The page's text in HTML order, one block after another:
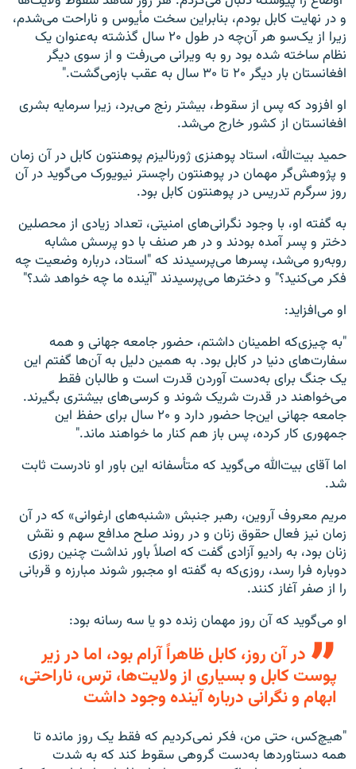
و در نهایت کابل بودم، بنابراین سخت مأیوس و ناراحت می‌شدم،
زیرا از یک‌سو هر آن‌چه در طول ۲۰ سال گذشته به‌عنوان یک
نظام ساخته شده بود رو به ویرانی می‌رفت و از سوی دیگر
افغانستان بار دیگر ۲۰ تا ۳۰ سال به عقب بازمی‌گشت."
او افزود که پس از سقوط، بیشتر رنج می‌برد، زیرا سرمایه بشری
افغانستان از کشور خارج می‌شد.
حمید بیت‌الله، استاد پوهنزی ژورنالیزم پوهنتون کابل در آن زمان
و پژوهش‌گر مهمان در پوهنتون راچستر نیویورک می‌گوید در آن
روز سرگرم تدریس در پوهنتون کابل بود.
به گفته او، با وجود نگرانی‌های امنیتی، تعداد زیادی از محصلین
دختر و پسر آمده بودند و در هر صنف با دو پرسش مشابه
روبه‌رو می‌شد، پسرها می‌پرسیدند که "استاد، درباره وضعیت چه
فکر می‌کنید؟" و دخترها می‌پرسیدند "آینده ما چه خواهد شد؟"
او می‌افزاید:
"به چیزی‌که اطمینان داشتم، حضور جامعه جهانی و همه
سفارت‌های دنیا در کابل بود. به همین دلیل به آن‌ها گفتم این
یک جنگ برای به‌دست آوردن قدرت است و طالبان فقط
می‌خواهند در قدرت شریک شوند و کرسی‌های بیشتری بگیرند.
جامعه جهانی این‌جا حضور دارد و ۲۰ سال برای حفظ این
جمهوری کار کرده، پس باز هم کنار ما خواهند ماند."
اما آقای بیت‌الله می‌گوید که متأسفانه این باور او نادرست ثابت
شد.
مریم معروف آروین، رهبر جنبش «شنبه‌های ارغوانی» که در آن
زمان نیز فعال حقوق زنان و در روند صلح مدافع سهم و نقش
زنان بود، به رادیو آزادی گفت که اصلاً باور نداشت چنین روزی
دوباره فرا رسد، روزی‌که به گفته او مجبور شوند مبارزه و قربانی
را از صفر آغاز کنند.
او می‌گوید که آن روز مهمان زنده دو یا سه رسانه بود:
در آن روز، کابل ظاهراً آرام بود، اما در زیر
پوست کابل و بسیاری از ولایت‌ها، ترس، نا‌راحتی،
ابهام و نگرانی درباره آینده وجود داشت
"هیچ‌کس، حتی من، فکر نمی‌کردیم که فقط یک روز مانده تا
همه دستاوردها به‌دست گروهی سقوط کند که به شدت